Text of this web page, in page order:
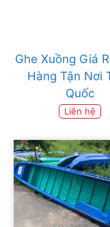
Ghe Xuồng Giá
Hàng Tận Nơi
Quốc
Liên hệ